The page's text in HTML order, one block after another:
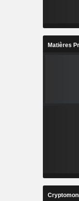
Matières